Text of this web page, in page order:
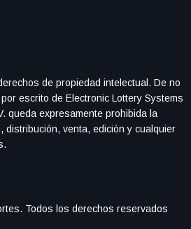
de propiedad intelectual. De no
escrito de Electronic Lottery Systems
queda expresamente prohibida la
distribución, venta, edición y cualquier
Todos los derechos reservados